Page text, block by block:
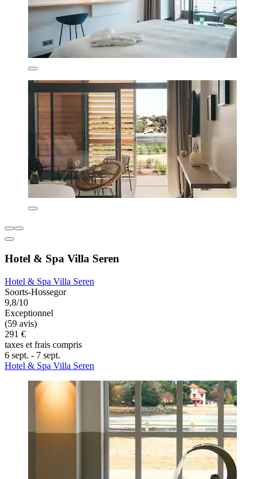
Hotel & Spa Villa Seren
Hotel & Spa Villa Seren
Soorts-Hossegor
9,8/10
Exceptionnel
(59 avis)
291 €
taxes et frais compris
6 sept. - 7 sept.
Hotel & Spa Villa Seren